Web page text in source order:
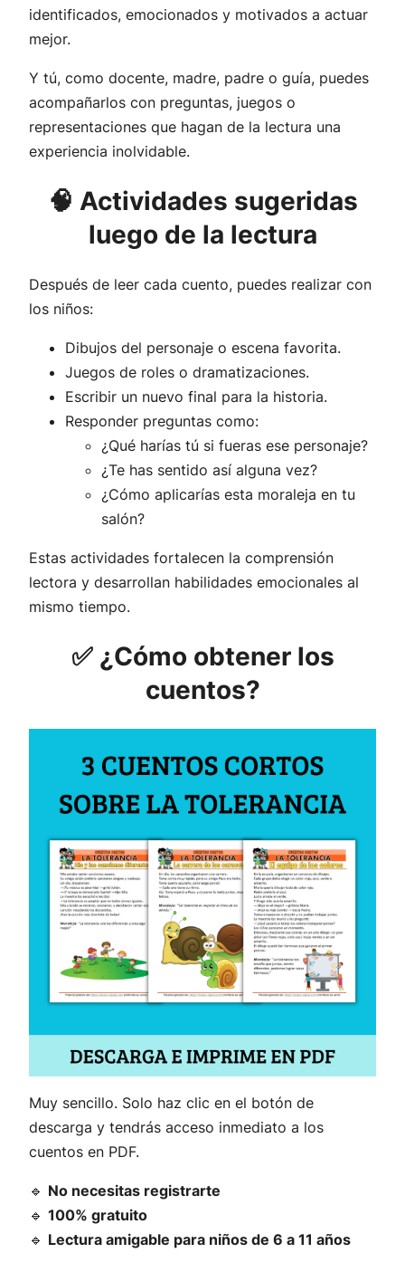
identificados, emocionados y motivados a actuar
mejor.
Y tú, como docente, madre, padre o guía, puedes
acompañarlos con preguntas, juegos o
representaciones que hagan de la lectura una
experiencia inolvidable.
🧠 Actividades sugeridas
luego de la lectura
Después de leer cada cuento, puedes realizar con
los niños:
Dibujos del personaje o escena favorita.
Juegos de roles o dramatizaciones.
Escribir un nuevo final para la historia.
Responder preguntas como:
¿Qué harías tú si fueras ese personaje?
¿Te has sentido así alguna vez?
¿Cómo aplicarías esta moraleja en tu
salón?
Estas actividades fortalecen la comprensión
lectora y desarrollan habilidades emocionales al
mismo tiempo.
✅ ¿Cómo obtener los
cuentos?
Muy sencillo. Solo haz clic en el botón de
descarga y tendrás acceso inmediato a los
cuentos en PDF.
🔹 No necesitas registrarte
🔹 100% gratuito
🔹 Lectura amigable para niños de 6 a 11 años